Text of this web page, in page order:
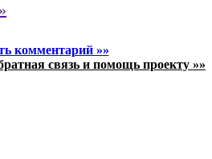
комментарий »»
связь и помощь проекту »»